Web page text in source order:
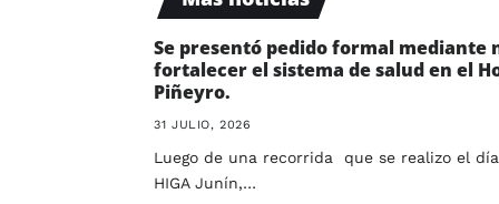
Se presentó pedido formal mediante
fortalecer el sistema de salud en el
Piñeyro.
31 JULIO, 2026
Luego de una recorrida que se realizo el
HIGA Junín,…